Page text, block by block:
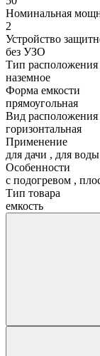
Номинальная
2
Устройство
без УЗО
Тип расположения
наземное
Форма емкости
прямоугольная
Вид расположения
горизонтальная
Применение
для дачи , для воды
Особенности
с подогревом ,
Тип товара
емкость